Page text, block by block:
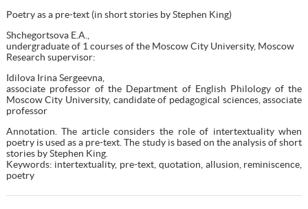
Poetry as a pre-text (in short stories by Stephen King)
Shchegortsova E.A.,
undergraduate of 1 courses of the Moscow City University, Moscow
Research supervisor:
Idilova Irina Sergeevna,
associate professor of the Department of English Philology of the
Moscow City University, candidate of pedagogical sciences, associate
professor
Annotation. The article considers the role of intertextuality when
poetry is used as a pre-text. The study is based on the analysis of short
stories by Stephen King.
Keywords: intertextuality, pre-text, quotation, allusion, reminiscence,
poetry